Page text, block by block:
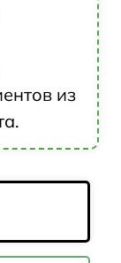
из